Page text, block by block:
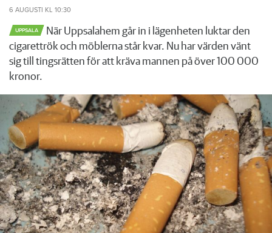
6 AUGUSTI KL 10:30
UPPSALA
När Uppsalahem går in i lägenheten luktar den
cigarettrök och möblerna står kvar. Nu har värden vänt
sig till tingsrätten för att kräva mannen på över 100 000
kronor.